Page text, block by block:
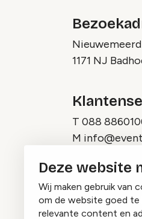
Deze website
Wij maken gebruik van
om de website goed te
relevante content en
1171 NJ
T 088
M